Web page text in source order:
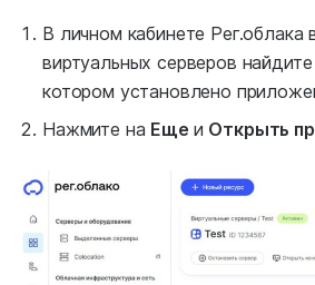
В личном кабинете Рег.облака
виртуальных серверов
котором установлено
Нажмите на Еще и Открыть